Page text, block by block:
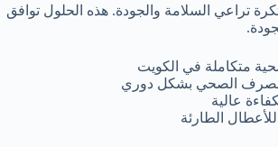
تراعي السلامة والجودة. هذه الحلول توافق
متكاملة في الكويت
الصحي بشكل دوري
عالية
الطارئة